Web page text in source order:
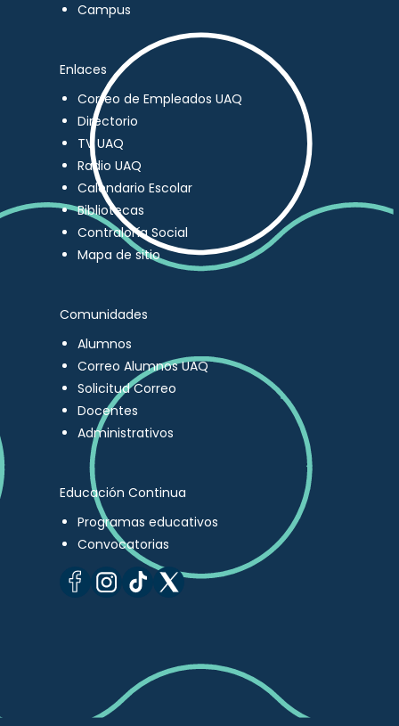
Campus
Enlaces
Correo de Empleados UAQ
Directorio
TV UAQ
Radio UAQ
Calendario Escolar
Bibliotecas
Contraloría Social
Mapa de sitio
Comunidades
Alumnos
Correo Alumnos UAQ
Solicitud Correo
Docentes
Administrativos
Educación Continua
Programas educativos
Convocatorias